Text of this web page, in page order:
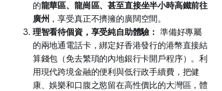
的龍華區、龍崗區、甚至直接坐半小時高鐵前往
廣州 ，享受真正不擠擁的廣闊空間。
理智看待個資，享受純自助體驗： 準備好專屬
的兩地通電話卡，綁定好香港發行的港幣直接結
算錢包（免去繁瑣的內地銀行卡開戶程序）。利
用現代跨境金融的便利與低行政手續費，把健
康、娛樂和口腹之慾留在高性價比的大灣區，體